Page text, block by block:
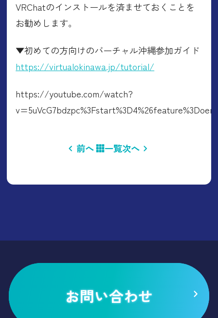
VRChatのインストールを済ませておくことを
お勧めします。
▼初めての方向けのバーチャル沖縄参加ガイド
https://virtualokinawa.jp/tutorial/
https://youtube.com/watch?
前へ 一覧次へ
お問い合わせ